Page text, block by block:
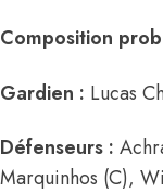
Composition
Gardien : Lucas
Défenseurs :
Marquinhos (C),